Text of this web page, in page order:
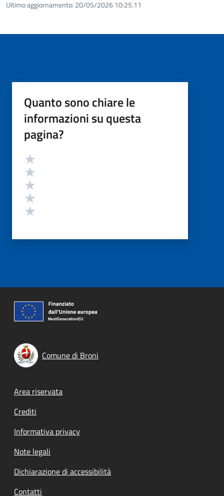
Ultimo aggiornamento: 20/05/2026 10:25.11
Quanto sono chiare le
informazioni su questa
pagina?
Valutazione
Comune di Broni
Footer menu
Area riservata
Crediti
Informativa privacy
Note legali
Dichiarazione di accessibilità
Contatti